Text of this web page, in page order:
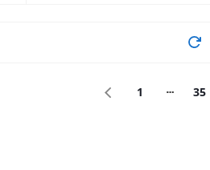
1 35